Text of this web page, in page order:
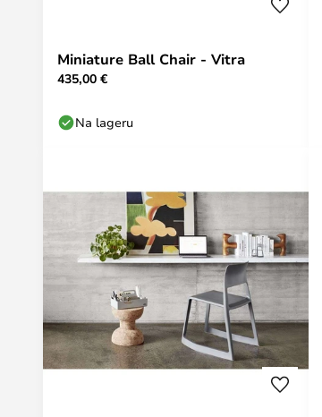
Miniature Ball Chair - Vitra
435,00 €
Na lageru